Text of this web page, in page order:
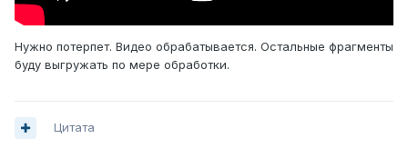
Нужно потерпет. Видео обрабатывается. Остальные фрагменты
буду выгружать по мере обработки.
Цитата